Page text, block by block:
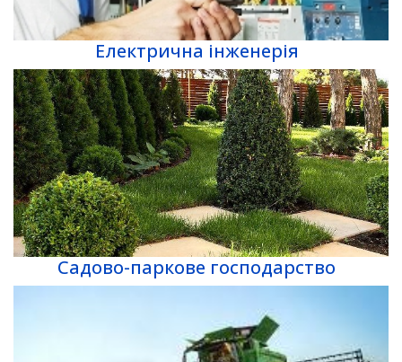
Електрична інженерія
Садово-паркове господарство